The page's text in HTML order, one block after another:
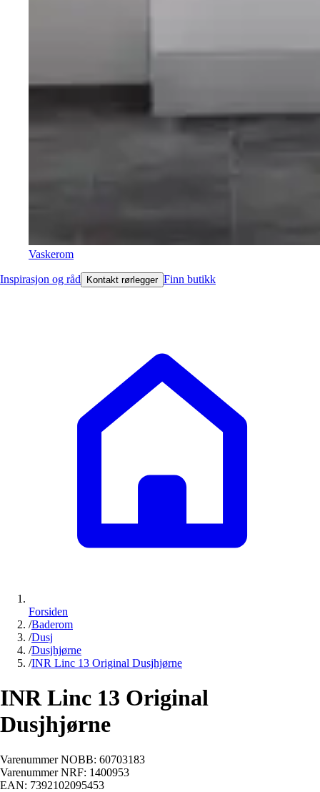
Vaskerom
Inspirasjon og råd Kontakt rørlegger Finn butikk
Forsiden
/Baderom
/Dusj
/Dusjhjørne
/INR Linc 13 Original Dusjhjørne
INR Linc 13 Original
Dusjhjørne
Varenummer NOBB: 60703183
Varenummer NRF: 1400953
EAN: 7392102095453